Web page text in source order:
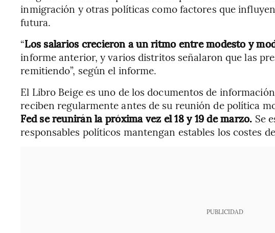
inmigración y otras políticas como factores que
futura.
“Los salarios crecieron a un ritmo entre modesto y
informe anterior, y varios distritos señalaron que las
remitiendo”, según el informe.
El Libro Beige es uno de los documentos de
reciben regularmente antes de su reunión de política
Fed se reunirán la próxima vez el 18 y 19 de marzo. Se
responsables políticos mantengan estables los costes
PUBLICIDAD